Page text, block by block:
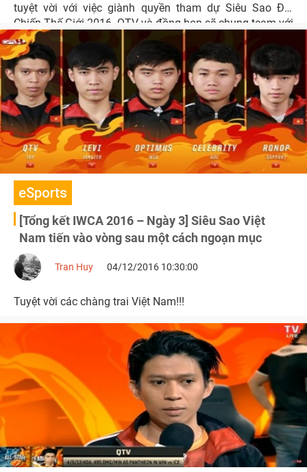
tuyệt vời với việc giành quyền tham dự Siêu Sao Đại
Chiến Thế Giới 2016. QTV và đồng bọn sẽ chung team với
Faker, Smeb, Bjergsen...vào tuần sau.
eSports
[Tổng kết IWCA 2016 – Ngày 3] Siêu Sao Việt
Nam tiến vào vòng sau một cách ngoạn mục
Tran Huy 04/12/2016 10:30:00
Tuyệt vời các chàng trai Việt Nam!!!